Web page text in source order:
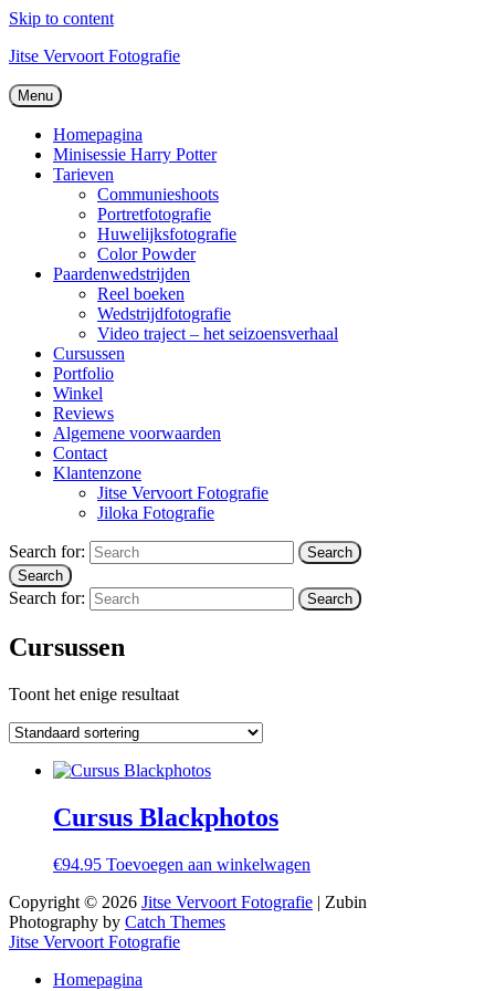
Skip to content
Jitse Vervoort Fotografie
Menu
Homepagina
Minisessie Harry Potter
Tarieven
Communieshoots
Portretfotografie
Huwelijksfotografie
Color Powder
Paardenwedstrijden
Reel boeken
Wedstrijdfotografie
Video traject – het seizoensverhaal
Cursussen
Portfolio
Winkel
Reviews
Algemene voorwaarden
Contact
Klantenzone
Jitse Vervoort Fotografie
Jiloka Fotografie
Search for:
Search
Search
Search for: Search
Cursussen
Toont het enige resultaat
Cursus Blackphotos
€94.95 Toevoegen aan winkelwagen
Copyright © 2026 Jitse Vervoort Fotografie | Zubin
Photography by Catch Themes
Jitse Vervoort Fotografie
Homepagina